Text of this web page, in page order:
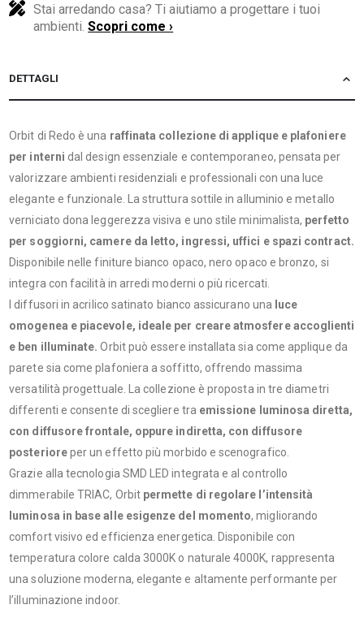
Stai arredando casa? Ti aiutiamo a progettare i tuoi
ambienti.Scopri come ›
DETTAGLI
Orbit di Redo è una raffinata collezione di applique e plafoniere
per interni dal design essenziale e contemporaneo, pensata per
valorizzare ambienti residenziali e professionali con una luce
elegante e funzionale. La struttura sottile in alluminio e metallo
verniciato dona leggerezza visiva e uno stile minimalista, perfetto
per soggiorni, camere da letto, ingressi, uffici e spazi contract.
Disponibile nelle finiture bianco opaco, nero opaco e bronzo, si
integra con facilità in arredi moderni o più ricercati.
I diffusori in acrilico satinato bianco assicurano una luce
omogenea e piacevole, ideale per creare atmosfere accoglienti
e ben illuminate.Orbit può essere installata sia come applique da
parete sia come plafoniera a soffitto, offrendo massima
versatilità progettuale. La collezione è proposta in tre diametri
differenti e consente di scegliere tra emissione luminosa diretta,
con diffusore frontale, oppure indiretta, con diffusore
posterioreper un effetto più morbido e scenografico.
Grazie alla tecnologia SMD LED integrata e al controllo
dimmerabile TRIAC, Orbit permette di regolare l’intensità
luminosa in base alle esigenze del momento, migliorando
comfort visivo ed efficienza energetica. Disponibile con
temperatura colore calda 3000K o naturale 4000K, rappresenta
una soluzione moderna, elegante e altamente performante per
l’illuminazione indoor.